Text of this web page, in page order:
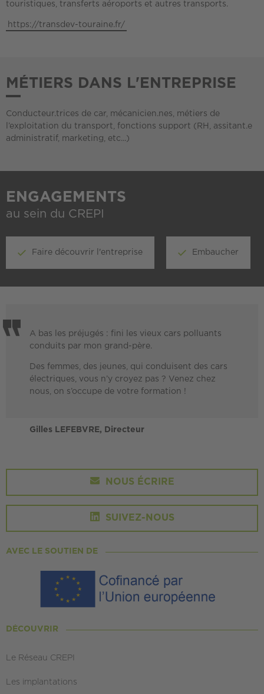
touristiques, transferts aéroports et autres transports.
https://transdev-touraine.fr/
MÉTIERS DANS L'ENTREPRISE
Conducteur.trices de car, mécanicien.nes, métiers de
l’exploitation du transport, fonctions support (RH, assitant.e
administratif, marketing, etc...)
ENGAGEMENTS
au sein du CREPI
Faire découvrir l'entreprise Embaucher
A bas les préjugés : fini les vieux cars polluants
conduits par mon grand-père.
Des femmes, des jeunes, qui conduisent des cars
électriques, vous n’y croyez pas ? Venez chez
nous, on s’occupe de votre formation !
Gilles LEFEBVRE, Directeur
NOUS ÉCRIRE
SUIVEZ-NOUS
AVEC LE SOUTIEN DE
DÉCOUVRIR
Le Réseau CREPI
Les implantations